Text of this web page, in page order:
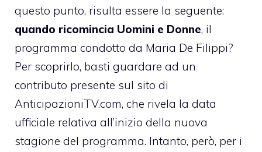
questo punto, risulta essere la seguente:
quando ricomincia Uomini e Donne, il
programma condotto da Maria De Filippi?
Per scoprirlo, basti guardare ad un
contributo presente sul sito di
AnticipazioniTV.com, che rivela la data
ufficiale relativa all’inizio della nuova
stagione del programma. Intanto, però, per i